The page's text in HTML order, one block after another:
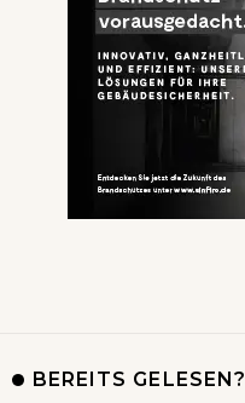
BEREITS GELESEN?